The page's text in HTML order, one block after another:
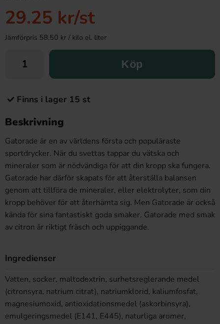
29.25 kr/st
Jämförpris 58.50 kr / kilo el. liter
Köp
Finns i lager 15 st
Beskrivning
Gatorade är en av världens första och populäraste
sportdrycker. När du svettas tappar du vätska och
mineraler som är nödvändiga för att din kropp ska fungera.
Gatorade har därför skapats för att återställa balansen
genom att tillföra de mineraler, eller elektrolyter, som din
kropp behöver för att återhämta sig. Men Gatorade är också
kända för sina fantastiskt goda smaker. Gatorade med smak
av citron är riktigt fräsch och uppiggande.
Ingredienser
Vatten, socker, maltodextrin, surhetsreglerande medel
(citronsyra, natrium citrat), natriumklorid, kaliumfosfat,
magnesiumoxid, antioxidationsmedel (askorbinsyra),
emulgeringsmedel (E141, E445), naturliga aromer,